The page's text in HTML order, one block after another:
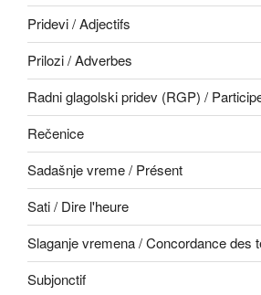
Pridevi / Adjectifs
Prilozi / Adverbes
Radni glagolski pridev (RGP) /
Rečenice
Sadašnje vreme / Présent
Sati / Dire l'heure
Slaganje vremena / Concordance des
Subjonctif